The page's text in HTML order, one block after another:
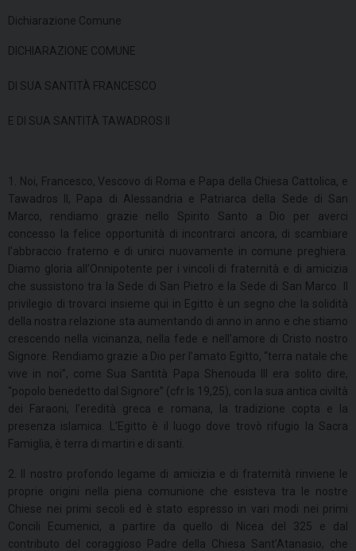
Dichiarazione Comune
DICHIARAZIONE COMUNE
DI SUA SANTITÀ FRANCESCO
E DI SUA SANTITÀ TAWADROS II
1. Noi, Francesco, Vescovo di Roma e Papa della Chiesa Cattolica, e
Tawadros II, Papa di Alessandria e Patriarca della Sede di San
Marco, rendiamo grazie nello Spirito Santo a Dio per averci
concesso la felice opportunità di incontrarci ancora, di scambiare
l’abbraccio fraterno e di unirci nuovamente in comune preghiera.
Diamo gloria all’Onnipotente per i vincoli di fraternità e di amicizia
che sussistono tra la Sede di San Pietro e la Sede di San Marco. Il
privilegio di trovarci insieme qui in Egitto è un segno che la solidità
della nostra relazione sta aumentando di anno in anno e che stiamo
crescendo nella vicinanza, nella fede e nell’amore di Cristo nostro
Signore. Rendiamo grazie a Dio per l’amato Egitto, “terra natale che
vive in noi”, come Sua Santità Papa Shenouda III era solito dire,
“popolo benedetto dal Signore” (cfr Is 19,25), con la sua antica civiltà
dei Faraoni, l’eredità greca e romana, la tradizione copta e la
presenza islamica. L’Egitto è il luogo dove trovò rifugio la Sacra
Famiglia, è terra di martiri e di santi.
2. Il nostro profondo legame di amicizia e di fraternità rinviene le
proprie origini nella piena comunione che esisteva tra le nostre
Chiese nei primi secoli ed è stato espresso in vari modi nei primi
Concili Ecumenici, a partire da quello di Nicea del 325 e dal
contributo del coraggioso Padre della Chiesa Sant’Atanasio, che